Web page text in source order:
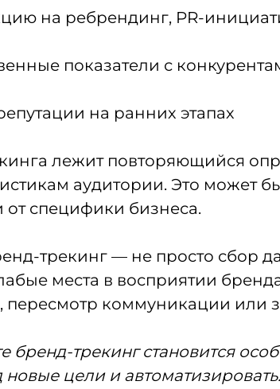
на ребрендинг, PR-
показатели с
на ранних этапах
лежит повторяющийся
аудитории. Это может
от специфики бизнеса.
трекинг — не просто сбор
места в восприятии
коммуникации или
бренд-трекинг становится
новые цели и